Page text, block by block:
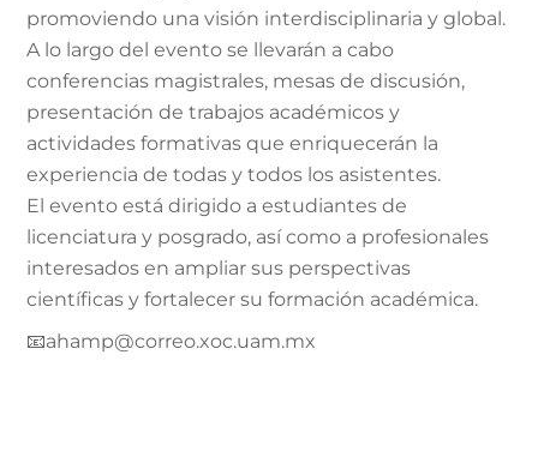
promoviendo una visión interdisciplinaria y global.
A lo largo del evento se llevarán a cabo
conferencias magistrales, mesas de discusión,
presentación de trabajos académicos y
actividades formativas que enriquecerán la
experiencia de todas y todos los asistentes.
El evento está dirigido a estudiantes de
licenciatura y posgrado, así como a profesionales
interesados en ampliar sus perspectivas
científicas y fortalecer su formación académica.
📧ahamp@correo.xoc.uam.mx